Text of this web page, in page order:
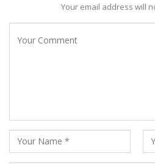
Your email address will